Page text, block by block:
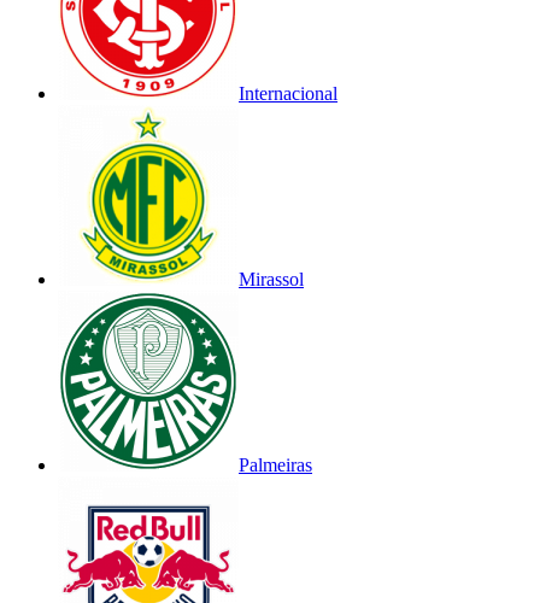
Internacional
Mirassol
Palmeiras